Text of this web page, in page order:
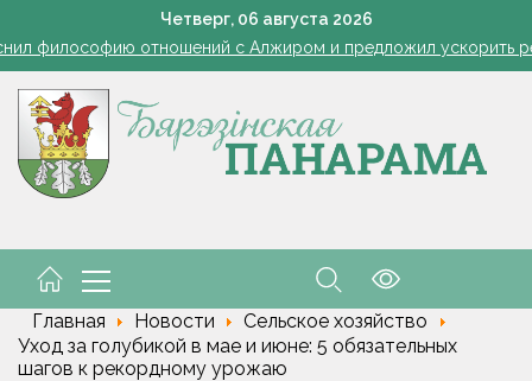
Четверг, 06 августа 2026
Ребенок провалился в канализационный колодец в
философию отношений с Алжиром и предложил ускорить
Семинар-совещание по охране труда профсоюза
Косить или не косить: когда обрезка ботвы картофеля
Ребенок провалился в канализационный колодец в
Главная Новости
Сельское хозяйство
Уход за голубикой в мае и июне: 5 обязательных
шагов к рекордному урожаю